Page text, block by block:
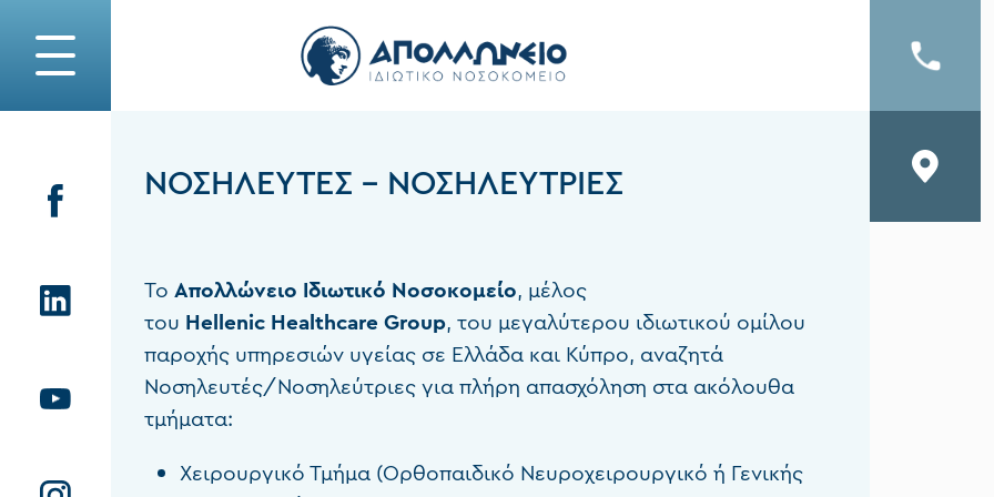
ΝΟΣΗΛΕΥΤΈΣ - ΝΟΣΗΛΕΎΤΡΙΕΣ
Το Απολλώνειο Ιδιωτικό Νοσοκομείο, μέλος
του Hellenic Healthcare Group, του μεγαλύτερου ιδιωτικού ομίλου
παροχής υπηρεσιών υγείας σε Ελλάδα και Κύπρο, αναζητά
Νοσηλευτές/Νοσηλεύτριες για πλήρη απασχόληση στα ακόλουθα
τμήματα:
Χειρουργικό Τμήμα (Ορθοπαιδικό Νευροχειρουργικό ή Γενικής